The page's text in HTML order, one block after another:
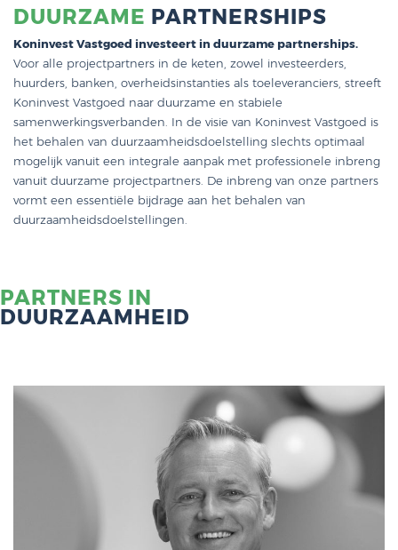
DUURZAME PARTNERSHIPS
Koninvest Vastgoed investeert in duurzame partnerships.
Voor alle projectpartners in de keten, zowel investeerders,
huurders, banken, overheidsinstanties als toeleveranciers, streeft
Koninvest Vastgoed naar duurzame en stabiele
samenwerkingsverbanden. In de visie van Koninvest Vastgoed is
het behalen van duurzaamheidsdoelstelling slechts optimaal
mogelijk vanuit een integrale aanpak met professionele inbreng
vanuit duurzame projectpartners. De inbreng van onze partners
vormt een essentiële bijdrage aan het behalen van
duurzaamheidsdoelstellingen.
PARTNERS IN
DUURZAAMHEID